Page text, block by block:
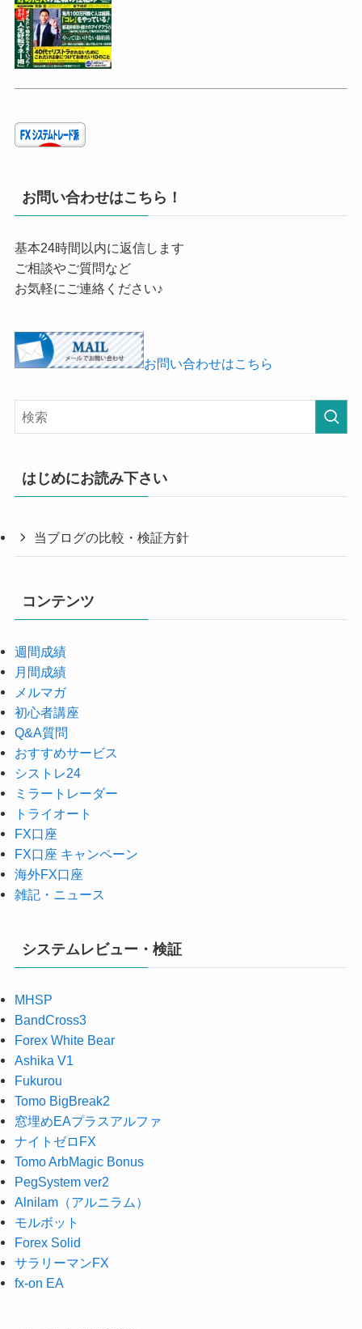
お問い合わせはこちら！
基本24時間以内に返信します
ご相談やご質問など
お気軽にご連絡ください♪
お問い合わせはこちら
はじめにお読み下さい
当ブログの比較・検証方針
コンテンツ
週間成績
月間成績
メルマガ
初心者講座
Q&A質問
おすすめサービス
シストレ24
ミラートレーダー
トライオート
FX口座
FX口座 キャンペーン
海外FX口座
雑記・ニュース
システムレビュー・検証
MHSP
BandCross3
Forex White Bear
Ashika V1
Fukurou
Tomo BigBreak2
窓埋めEAプラスアルファ
ナイトゼロFX
Tomo ArbMagic Bonus
PegSystem ver2
Alnilam（アルニラム）
モルボット
Forex Solid
サラリーマンFX
fx-on EA